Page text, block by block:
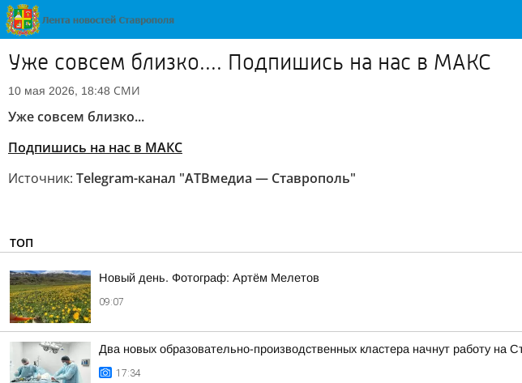
Уже совсем близко.... Подпишись на нас в МАКС
10 мая 2026, 18:48 СМИ
Уже совсем близко...
Подпишись на нас в МАКС
Источник: Telegram-канал "АТВмедиа — Ставрополь"
ТОП
Новый день. Фотограф: Артём Мелетов
09:07
Два новых образовательно-производственных кластера начнут работу на
17:34